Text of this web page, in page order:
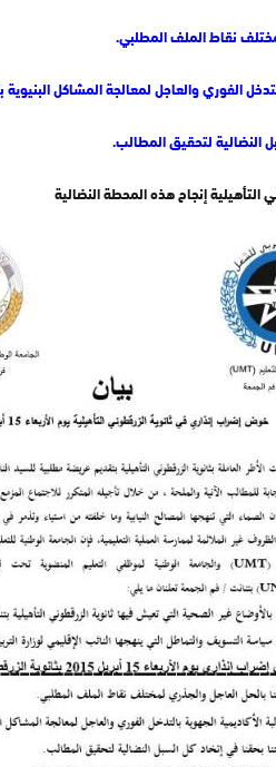
نقاط الملف المطلبي.
الفوري والعاجل لمعالجة المشاكل
النضالية لتحقيق المطالب.
التأهيلية إنجاح هذه المحطة النضالية